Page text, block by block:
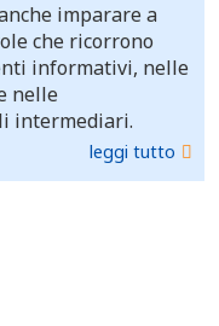
imparare a
che ricorrono
informativi, nelle
nelle
intermediari.
leggi tutto